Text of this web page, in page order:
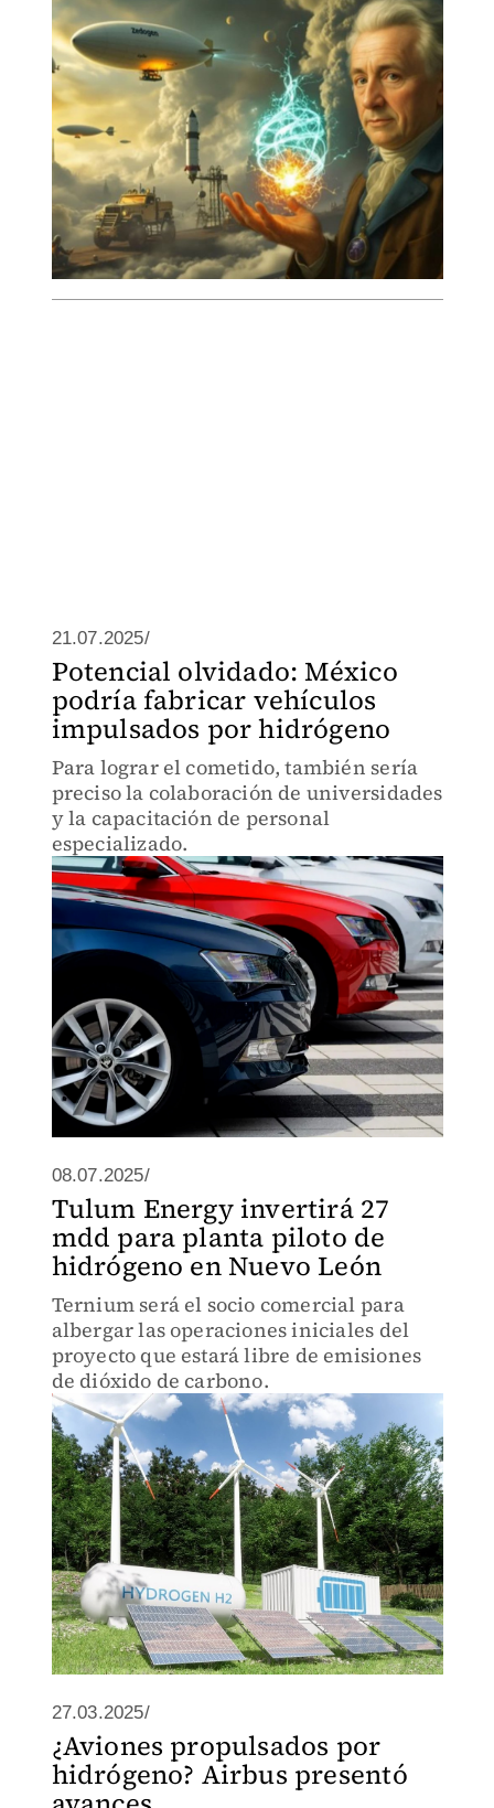
21.07.2025/
Potencial olvidado: México
podría fabricar vehículos
impulsados por hidrógeno
Para lograr el cometido, también sería
preciso la colaboración de universidades
y la capacitación de personal
especializado.
08.07.2025/
Tulum Energy invertirá 27
mdd para planta piloto de
hidrógeno en Nuevo León
Ternium será el socio comercial para
albergar las operaciones iniciales del
proyecto que estará libre de emisiones
de dióxido de carbono.
27.03.2025/
¿Aviones propulsados por
hidrógeno? Airbus presentó